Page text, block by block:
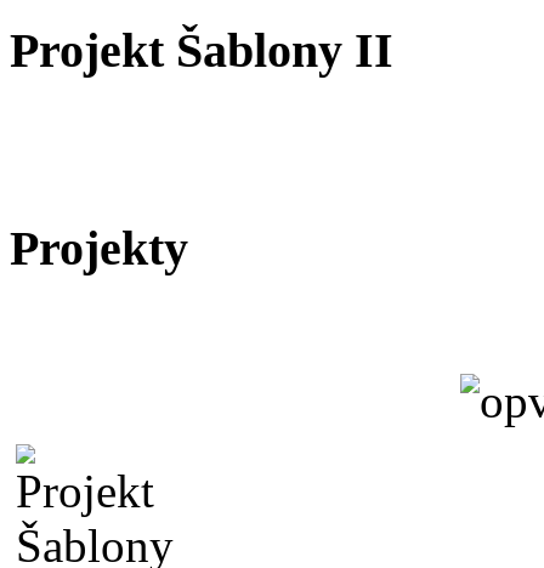
Projekt Šablony II
Projekty